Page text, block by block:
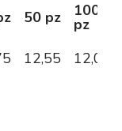
50 pz 100
pz
12,55 12,09